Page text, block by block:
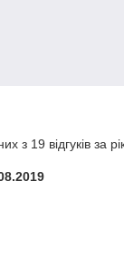
з 19 відгуків за